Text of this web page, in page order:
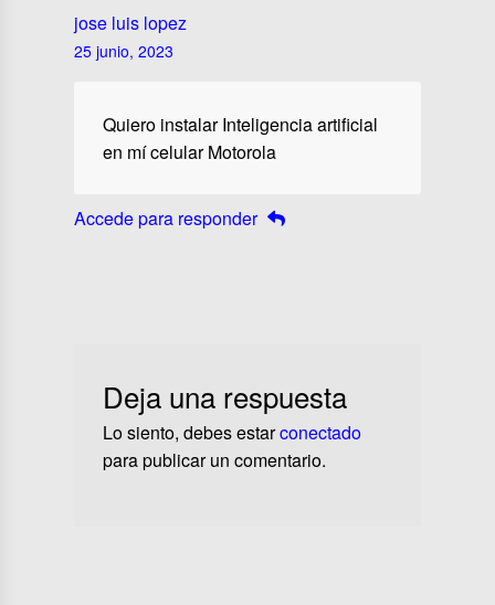
jose luis lopez
25 junio, 2023
Quiero instalar Inteligencia artificial
en mí celular Motorola
Accede para responder
Deja una respuesta
Lo siento, debes estarconectado
para publicar un comentario.